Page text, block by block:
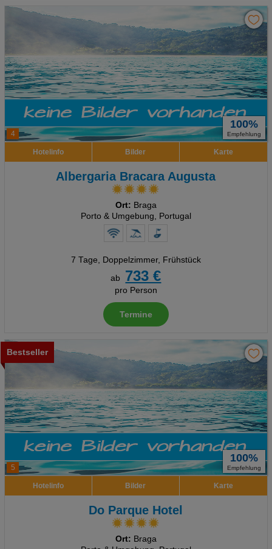
4
100%
Empfehlung
Hotelinfo Bilder Karte
Albergaria Bracara Augusta
Ort: Braga
Porto & Umgebung, Portugal
7 Tage, Doppelzimmer, Frühstück
ab
733 €
pro Person
Termine
5
Bestseller
100%
Empfehlung
Hotelinfo Bilder Karte
Do Parque Hotel
Ort: Braga